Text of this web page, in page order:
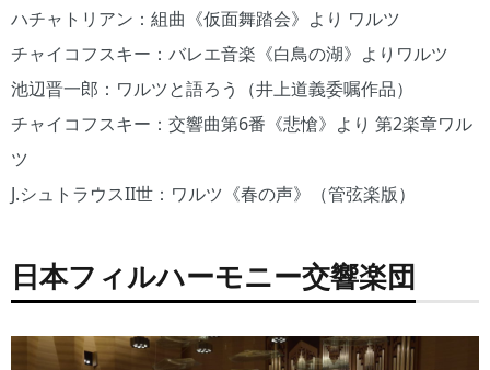
ハチャトリアン：組曲《仮面舞踏会》より ワルツ
チャイコフスキー：バレエ音楽《白鳥の湖》よりワルツ
池辺晋一郎：ワルツと語ろう（井上道義委嘱作品）
チャイコフスキー：交響曲第6番《悲愴》より 第2楽章ワル
ツ
J.シュトラウスII世：ワルツ《春の声》（管弦楽版）
日本フィルハーモニー交響楽団